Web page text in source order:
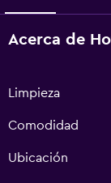
Acerca de
Limpieza
Comodidad
Ubicación